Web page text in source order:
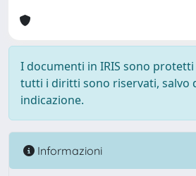
I documenti in IRIS sono
tutti i diritti sono riservati, salvo
indicazione.
Informazioni